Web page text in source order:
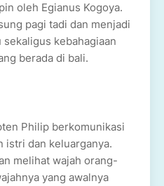
oleh Egianus Kogoya.
pagi tadi dan menjadi
kebahagiaan
berada di bali.
Philip berkomunikasi
istri dan keluarganya.
melihat wajah orang-
yang awalnya